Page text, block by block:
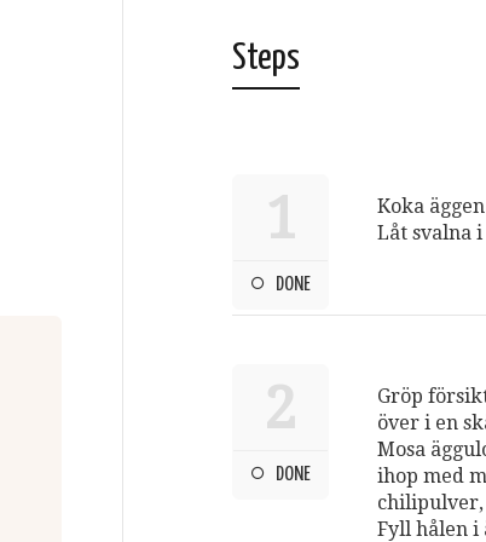
Steps
1
DONE
Koka
Låt svalna
2
DONE
Gröp
över i en
Mosa
ihop med
chilipulver,
Fyll hålen i